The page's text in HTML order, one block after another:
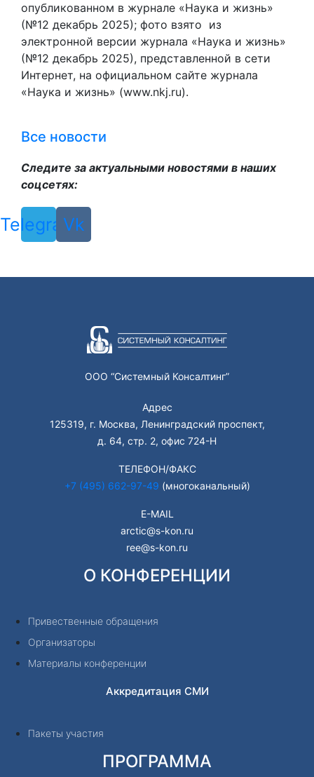
опубликованном в журнале «Наука и жизнь»
(№12 декабрь 2025); фото взято из
электронной версии журнала «Наука и жизнь»
(№12 декабрь 2025), представленной в сети
Интернет, на официальном сайте журнала
«Наука и жизнь» (www.nkj.ru).
Все новости
Следите за актуальными новостями в наших
соцсетях:
Telegram
Vk
ООО “Системный Консалтинг”
Адрес
125319, г. Москва, Ленинградский проспект,
д. 64, стр. 2, офис 724-Н
ТЕЛЕФОН/ФАКС
+7 (495) 662-97-49 (многоканальный)
E-MAIL
arctic@s-kon.ru
ree@s-kon.ru
О КОНФЕРЕНЦИИ
Привественные обращения
Организаторы
Материалы конференции
Аккредитация СМИ
Пакеты участия
ПРОГРАММА